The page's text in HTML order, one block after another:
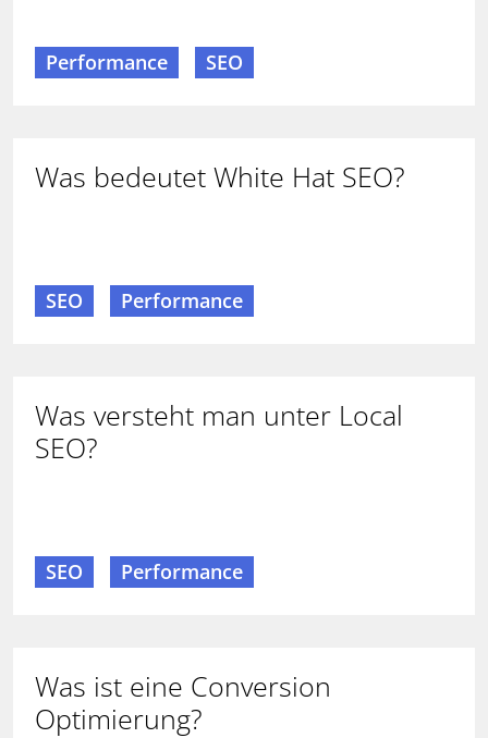
Performance SEO
Was bedeutet White Hat SEO?
SEO Performance
Was versteht man unter Local
SEO?
SEO Performance
Was ist eine Conversion
Optimierung?